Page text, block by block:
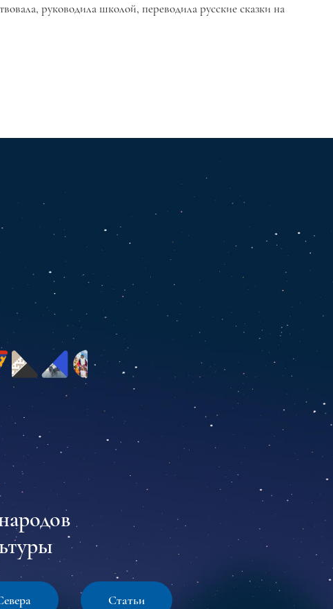
руководила школой, переводила русские сказки на
Статьи